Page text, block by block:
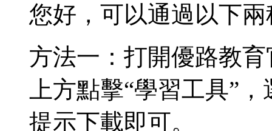
您好，可以通過以下
方法一：打開優路教育
上方點擊“學習工具”
提示下載即可。